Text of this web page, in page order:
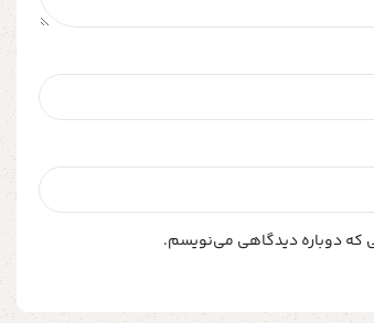
که دوباره دیدگاهی می‌نویسم.